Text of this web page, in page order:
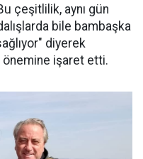
çeşitlilik, aynı gün
bile bambaşka
diyerek
işaret etti.